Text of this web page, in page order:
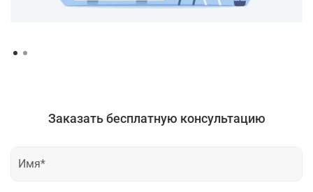
Заказать бесплатную консультацию